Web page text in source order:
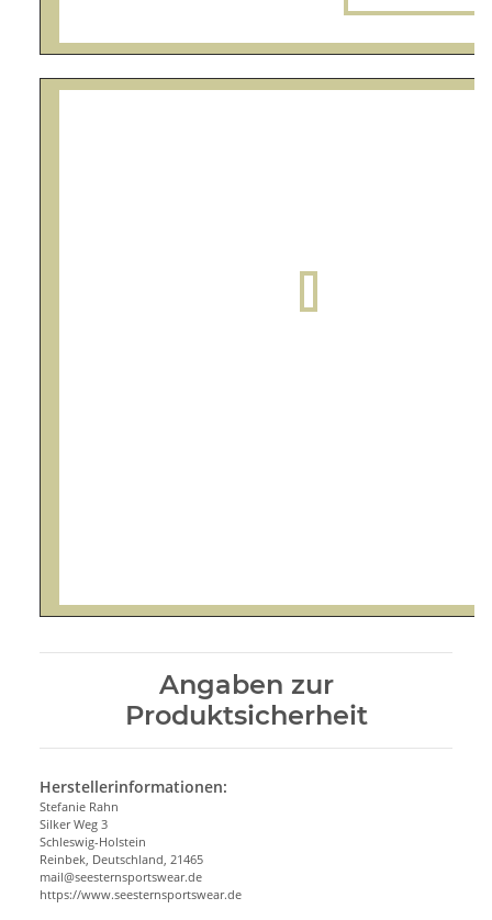
Angaben zur
Produktsicherheit
Herstellerinformationen:
Stefanie Rahn
Silker Weg 3
Schleswig-Holstein
Reinbek, Deutschland, 21465
mail@seesternsportswear.de
https://www.seesternsportswear.de